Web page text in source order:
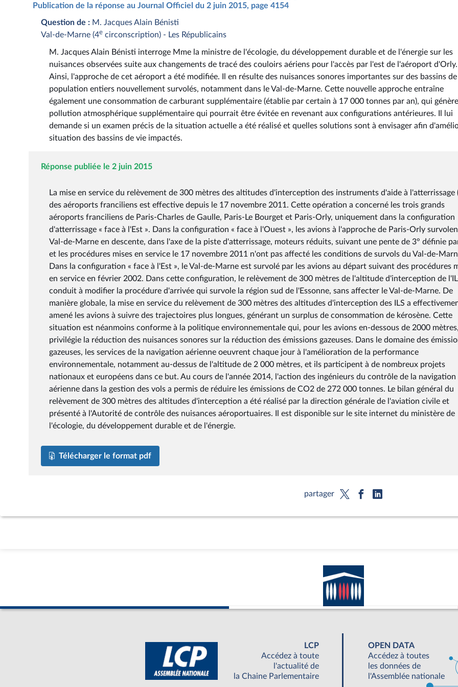
Publication de la réponse au Journal Officiel du 2 juin 2015, page 4154
Question de : M. Jacques Alain Bénisti
Val-de-Marne (4e circonscription) - Les Républicains
M. Jacques Alain Bénisti interroge Mme la ministre de l'écologie, du développement durable et de l'énergie sur les
nuisances observées suite aux changements de tracé des couloirs aériens pour l'accès par l'est de l'aéroport d'Orly.
Ainsi, l'approche de cet aéroport a été modifiée. Il en résulte des nuisances sonores importantes sur des bassins de
population entiers nouvellement survolés, notamment dans le Val-de-Marne. Cette nouvelle approche entraîne
également une consommation de carburant supplémentaire (établie par certain à 17 000 tonnes par an), qui
pollution atmosphérique supplémentaire qui pourrait être évitée en revenant aux configurations antérieures. Il lui
demande si un examen précis de la situation actuelle a été réalisé et quelles solutions sont à envisager afin
situation des bassins de vie impactés.
Réponse publiée le 2 juin 2015
La mise en service du relèvement de 300 mètres des altitudes d'interception des instruments d'aide à l'atterrissage
des aéroports franciliens est effective depuis le 17 novembre 2011. Cette opération a concerné les trois grands
aéroports franciliens de Paris-Charles de Gaulle, Paris-Le Bourget et Paris-Orly, uniquement dans la configuration
d'atterrissage « face à l'Est ». Dans la configuration « face à l'Ouest », les avions à l'approche de Paris-Orly
Val-de-Marne en descente, dans l'axe de la piste d'atterrissage, moteurs réduits, suivant une pente de 3° définie
et les procédures mises en service le 17 novembre 2011 n'ont pas affecté les conditions de survols du Val-de-
Dans la configuration « face à l'Est », le Val-de-Marne est survolé par les avions au départ suivant des procédures
en service en février 2002. Dans cette configuration, le relèvement de 300 mètres de l'altitude d'interception de
conduit à modifier la procédure d'arrivée qui survole la région sud de l'Essonne, sans affecter le Val-de-Marne. De
manière globale, la mise en service du relèvement de 300 mètres des altitudes d'interception des ILS a
amené les avions à suivre des trajectoires plus longues, générant un surplus de consommation de kérosène. Cette
situation est néanmoins conforme à la politique environnementale qui, pour les avions en-dessous de 2000 mètres,
privilégie la réduction des nuisances sonores sur la réduction des émissions gazeuses. Dans le domaine des
gazeuses, les services de la navigation aérienne oeuvrent chaque jour à l'amélioration de la performance
environnementale, notamment au-dessus de l'altitude de 2 000 mètres, et ils participent à de nombreux projets
nationaux et européens dans ce but. Au cours de l'année 2014, l'action des ingénieurs du contrôle de la navigation
aérienne dans la gestion des vols a permis de réduire les émissions de CO2 de 272 000 tonnes. Le bilan général du
relèvement de 300 mètres des altitudes d'interception a été réalisé par la direction générale de l'aviation civile et
présenté à l'Autorité de contrôle des nuisances aéroportuaires. Il est disponible sur le site internet du ministère de
l'écologie, du développement durable et de l'énergie.
Télécharger le format pdf
partager
LCP
Accédez à toute
l'actualité de
la Chaine Parlementaire
OPEN DATA
Accédez à toutes
les données de
l'Assemblée nationale